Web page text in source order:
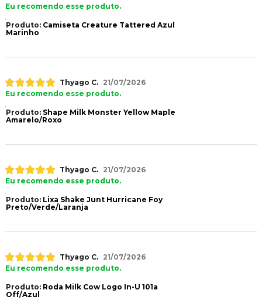
Eu recomendo esse produto.
Produto:Camiseta Creature Tattered Azul
Marinho
Thyago C.
21/07/2026
Eu recomendo esse produto.
Produto:Shape Milk Monster Yellow Maple
Amarelo/Roxo
Thyago C.
21/07/2026
Eu recomendo esse produto.
Produto:Lixa Shake Junt Hurricane Foy
Preto/Verde/Laranja
Thyago C.
21/07/2026
Eu recomendo esse produto.
Produto:Roda Milk Cow Logo In-U 101a
Off/Azul